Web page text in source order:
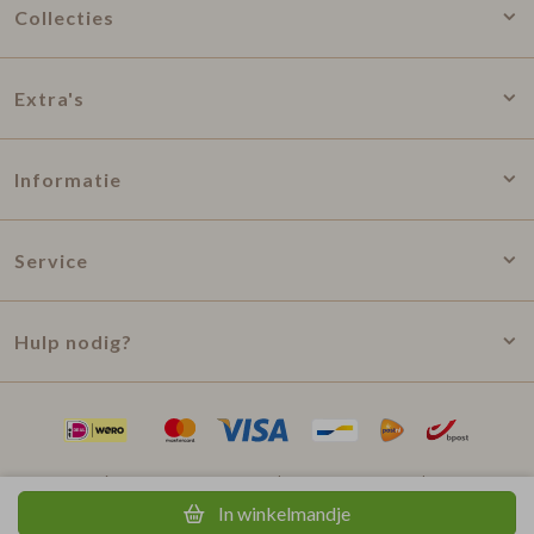
In winkelmandje
Collecties
Extra's
Informatie
Service
Hulp nodig?
Privacy statement
Algemene voorwaarden
©2026 Ontwerp van Nien